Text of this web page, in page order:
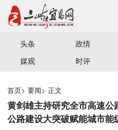
宜昌三峡融媒体中心主办
头条 政情
媒观
时评
首页> 要闻> 正文
黄剑雄主持研究全市高速
公路建设大突破赋能城市能